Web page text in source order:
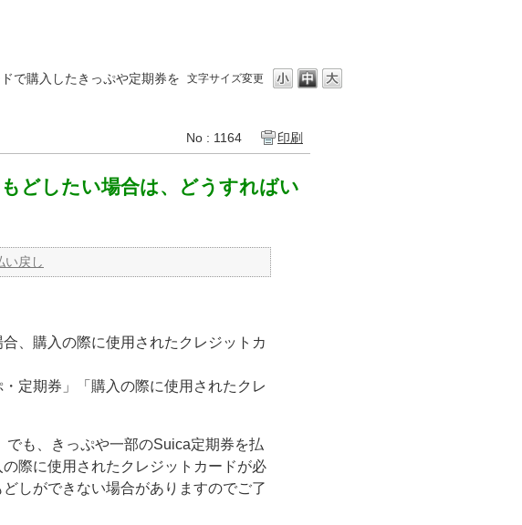
文字サイズ変更
で購入したきっぷや定期券を
No : 1164 印刷
どしたい場合は、どうすればい
い戻し
、購入の際に使用されたクレジットカ
定期券」「購入の際に使用されたクレ
も、きっぷや一部のSuica定期券を払
際に使用されたクレジットカードが必
しができない場合がありますのでご了